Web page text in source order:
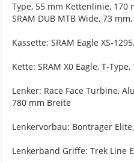
Type, 55 mm Kettenlinie, 170
SRAM DUB MTB Wide, 73
Kassette: SRAM Eagle XS-
Kette: SRAM X0 Eagle, T-Type,
Lenker: Race Face Turbine,
780 mm Breite
Lenkervorbau: Bontrager
Lenkerband Griffe: Trek Line